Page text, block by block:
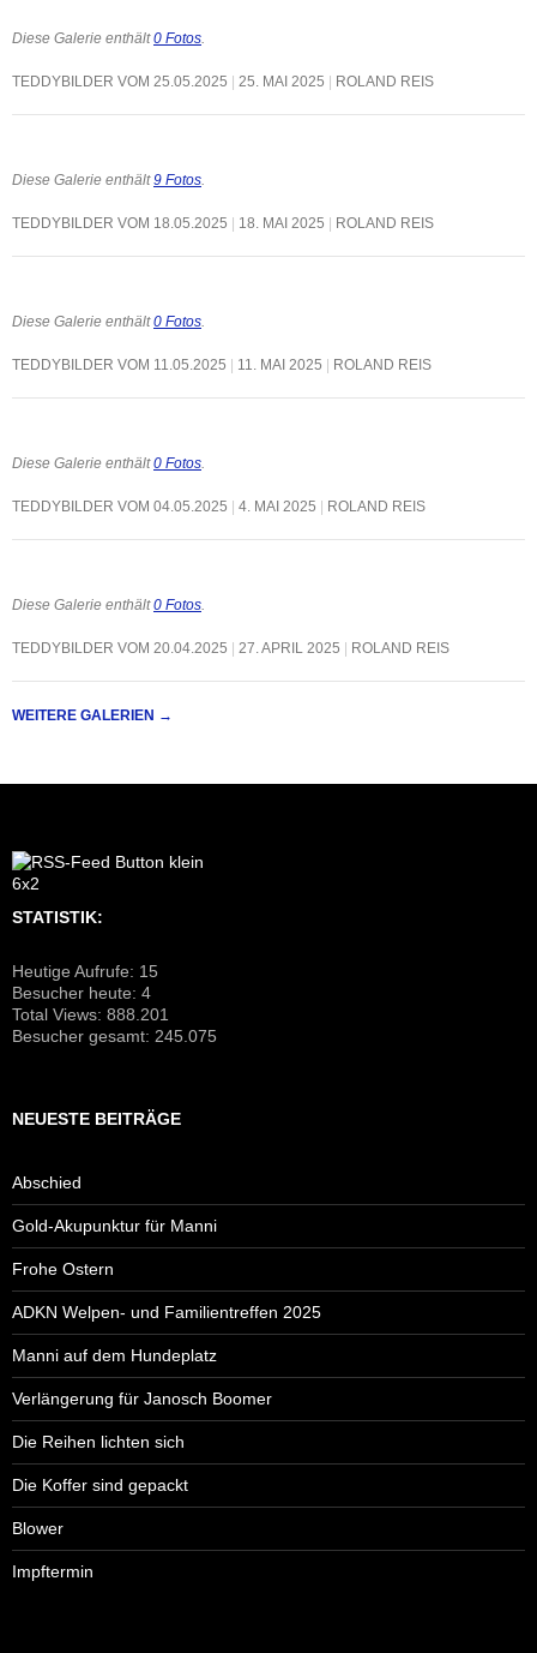
Diese Galerie enthält0 Fotos
TEDDYBILDER VOM 25.05.2025 25. MAI 2025 ROLAND REIS
Diese Galerie enthält9 Fotos
TEDDYBILDER VOM 18.05.2025 18. MAI 2025 ROLAND REIS
Diese Galerie enthält0 Fotos
TEDDYBILDER VOM 11.05.2025 11. MAI 2025 ROLAND REIS
Diese Galerie enthält0 Fotos
TEDDYBILDER VOM 04.05.2025 4. MAI 2025 ROLAND REIS
Diese Galerie enthält0 Fotos
TEDDYBILDER VOM 20.04.2025 27. APRIL 2025 ROLAND REIS
WEITERE GALERIEN →
STATISTIK:
Heutige Aufrufe: 15
Besucher heute: 4
Total Views: 888.201
Besucher gesamt: 245.075
NEUESTE BEITRÄGE
Abschied
Gold-Akupunktur für Manni
Frohe Ostern
ADKN Welpen- und Familientreffen 2025
Manni auf dem Hundeplatz
Verlängerung für Janosch Boomer
Die Reihen lichten sich
Die Koffer sind gepackt
Blower
Impftermin